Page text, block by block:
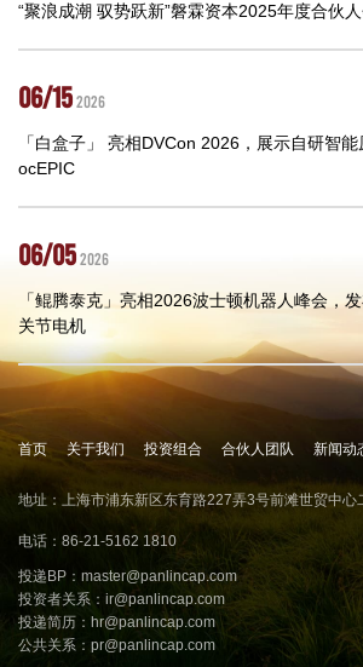
“聚浪成潮 驭势跃新”磐霖资本2025年度合伙
06/152026
「白盒子」 亮相DVCon 2026，展示自研智
ocEPIC
06/052026
「鲲腾泰克」亮相2026波士顿机器人峰会，
关节电机
首页 关于我们 投资组合 合伙人团队 新闻动
地址：上海市浦东新区东育路227弄3号前滩世贸中
电话：86-21-5162 1810
投递BP： master@panlincap.com
投资者关系： ir@panlincap.com
投递简历： hr@panlincap.com
公共关系： pr@panlincap.com